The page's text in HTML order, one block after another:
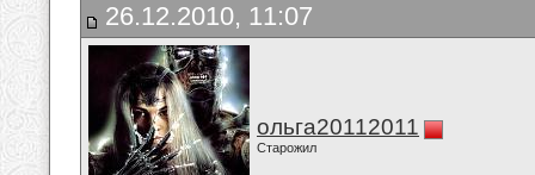
26.12.2010, 11:07
ольга20112011
Старожил